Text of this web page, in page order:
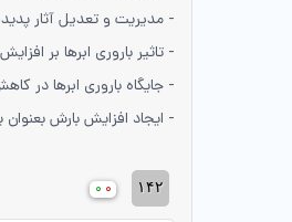
- مدیریت و تعدیل آثار
- تاثیر باروری ابرها بر
- جایگاه باروری ابرها در
- ایجاد افزایش بارش
۱۴۲ ۰ ۰